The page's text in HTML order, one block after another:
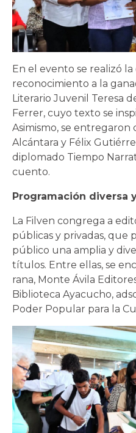
En el evento se realizó
reconocimiento a la
Literario Juvenil Teresa
Ferrer, cuyo texto se
Asimismo, se
Alcántara y Félix
diplomado Tiempo
cuento.
Programación diversa
La Filven congrega a
públicas y privadas, que
público una amplia y
títulos. Entre ellas, se
rana, Monte Ávila
Biblioteca Ayacucho,
Poder Popular para la